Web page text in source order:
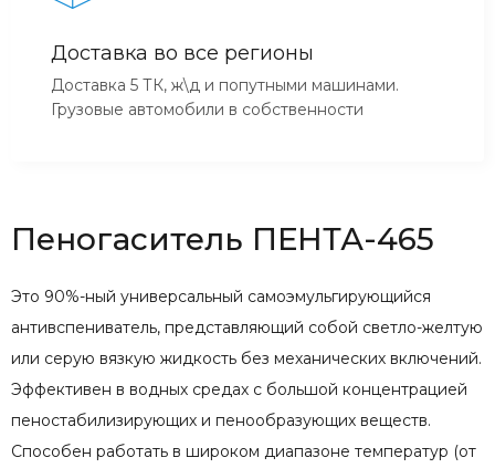
Доставка во все регионы
Доставка 5 ТК, ж\д и попутными машинами.
Грузовые автомобили в собственности
Пеногаситель ПЕНТА-465
Это 90%-ный универсальный самоэмульгирующийся
антивспениватель, представляющий собой светло-желтую
или серую вязкую жидкость без механических включений.
Эффективен в водных средах с большой концентрацией
пеностабилизирующих и пенообразующих веществ.
Способен работать в широком диапазоне температур (от